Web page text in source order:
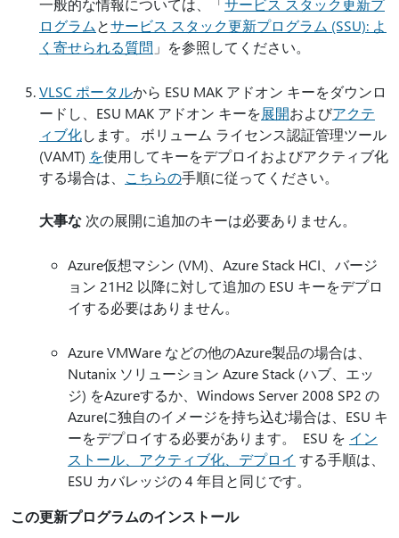
一般的な情報については、「 サービス スタック更新プ
ログラムとサービス スタック更新プログラム (SSU): よ
く寄せられる質問 」を参照してください。
VLSC ポータルから ESU MAK アドオン キーをダウンロ
ードし、ESU MAK アドオン キーを展開およびアクテ
ィブ化します。 ボリューム ライセンス認証管理ツール
(VAMT) を使用してキーをデプロイおよびアクティブ化
する場合は、 こちらの手順に従ってください。
大事な 次の展開に追加のキーは必要ありません。
Azure仮想マシン (VM)、Azure Stack HCI、バージ
ョン 21H2 以降に対して追加の ESU キーをデプロ
イする必要はありません。
Azure VMWare などの他のAzure製品の場合は、
Nutanix ソリューション Azure Stack (ハブ、エッ
ジ) をAzureするか、Windows Server 2008 SP2 の
Azureに独自のイメージを持ち込む場合は、ESU キ
ーをデプロイする必要があります。 ESU を イン
ストール、アクティブ化、デプロイ する手順は、
ESU カバレッジの 4 年目と同じです。
この更新プログラムのインストール